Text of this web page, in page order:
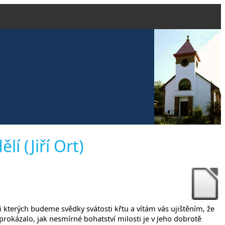
(Jiří Ort)
budeme svědky svátosti křtu a vítám vás ujištěním, že
jak nesmírné bohatství milosti je v Jeho dobrotě